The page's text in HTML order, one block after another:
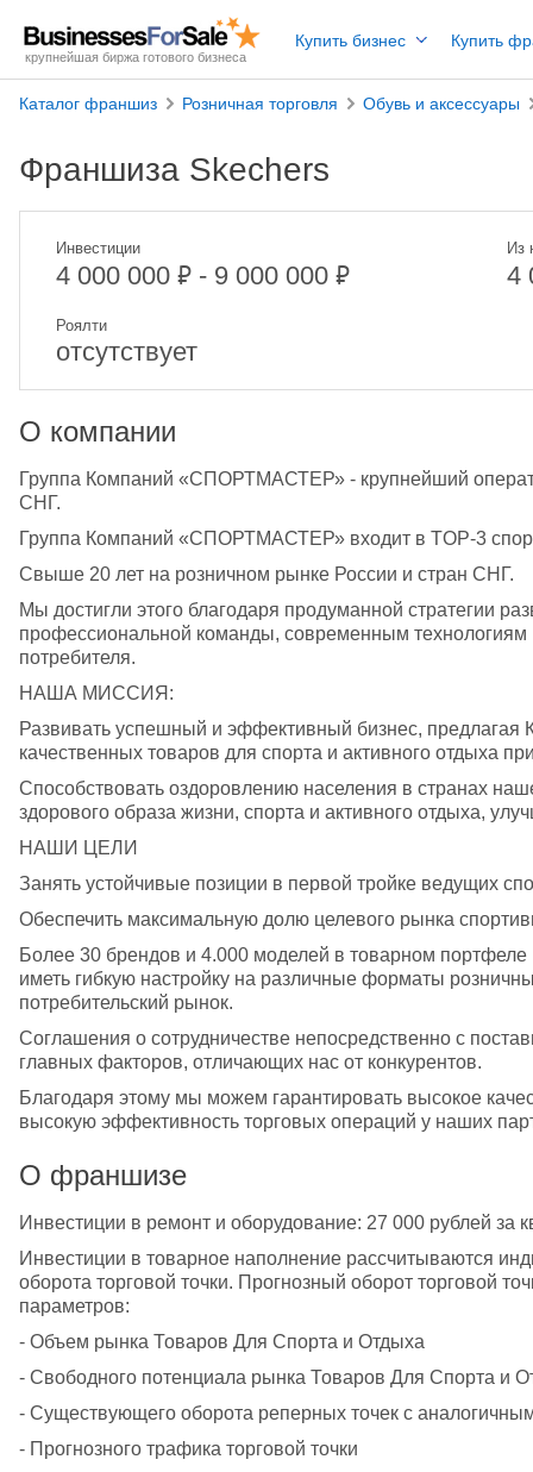
крупнейшая биржа готового бизнеса
Купить бизнес Купить
Каталог франшиз Розничная торговля Обувь и аксессуары
Франшиза Skechers
Инвестиции
4 000 000 ₽ - 9 000 000 ₽
Из
4
Роялти
отсутствует
О компании
Группа Компаний «СПОРТМАСТЕР» - крупнейший
СНГ.
Группа Компаний «СПОРТМАСТЕР» входит в TOP-3
Свыше 20 лет на розничном рынке России и стран СНГ.
Мы достигли этого благодаря продуманной стратегии
профессиональной команды, современным
потребителя.
НАША МИССИЯ:
Развивать успешный и эффективный бизнес, предлагая
качественных товаров для спорта и активного отдыха
Способствовать оздоровлению населения в странах
здорового образа жизни, спорта и активного отдыха,
НАШИ ЦЕЛИ
Занять устойчивые позиции в первой тройке ведущих
Обеспечить максимальную долю целевого рынка
Более 30 брендов и 4.000 моделей в товарном
иметь гибкую настройку на различные форматы
потребительский рынок.
Соглашения о сотрудничестве непосредственно с
главных факторов, отличающих нас от конкурентов.
Благодаря этому мы можем гарантировать высокое
высокую эффективность торговых операций у наших
О франшизе
Инвестиции в ремонт и оборудование: 27 000 рублей за
Инвестиции в товарное наполнение рассчитываются
оборота торговой точки. Прогнозный оборот торговой
параметров:
- Объем рынка Товаров Для Спорта и Отдыха
- Свободного потенциала рынка Товаров Для Спорта и
- Существующего оборота реперных точек с
- Прогнозного трафика торговой точки